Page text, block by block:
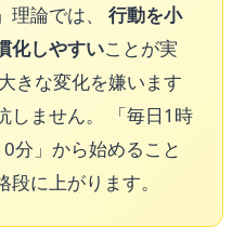
理論では、 行動を小
化しやすいことが実
きな変化を嫌います
しません。 「毎日1時
分」から始めること
に上がります。